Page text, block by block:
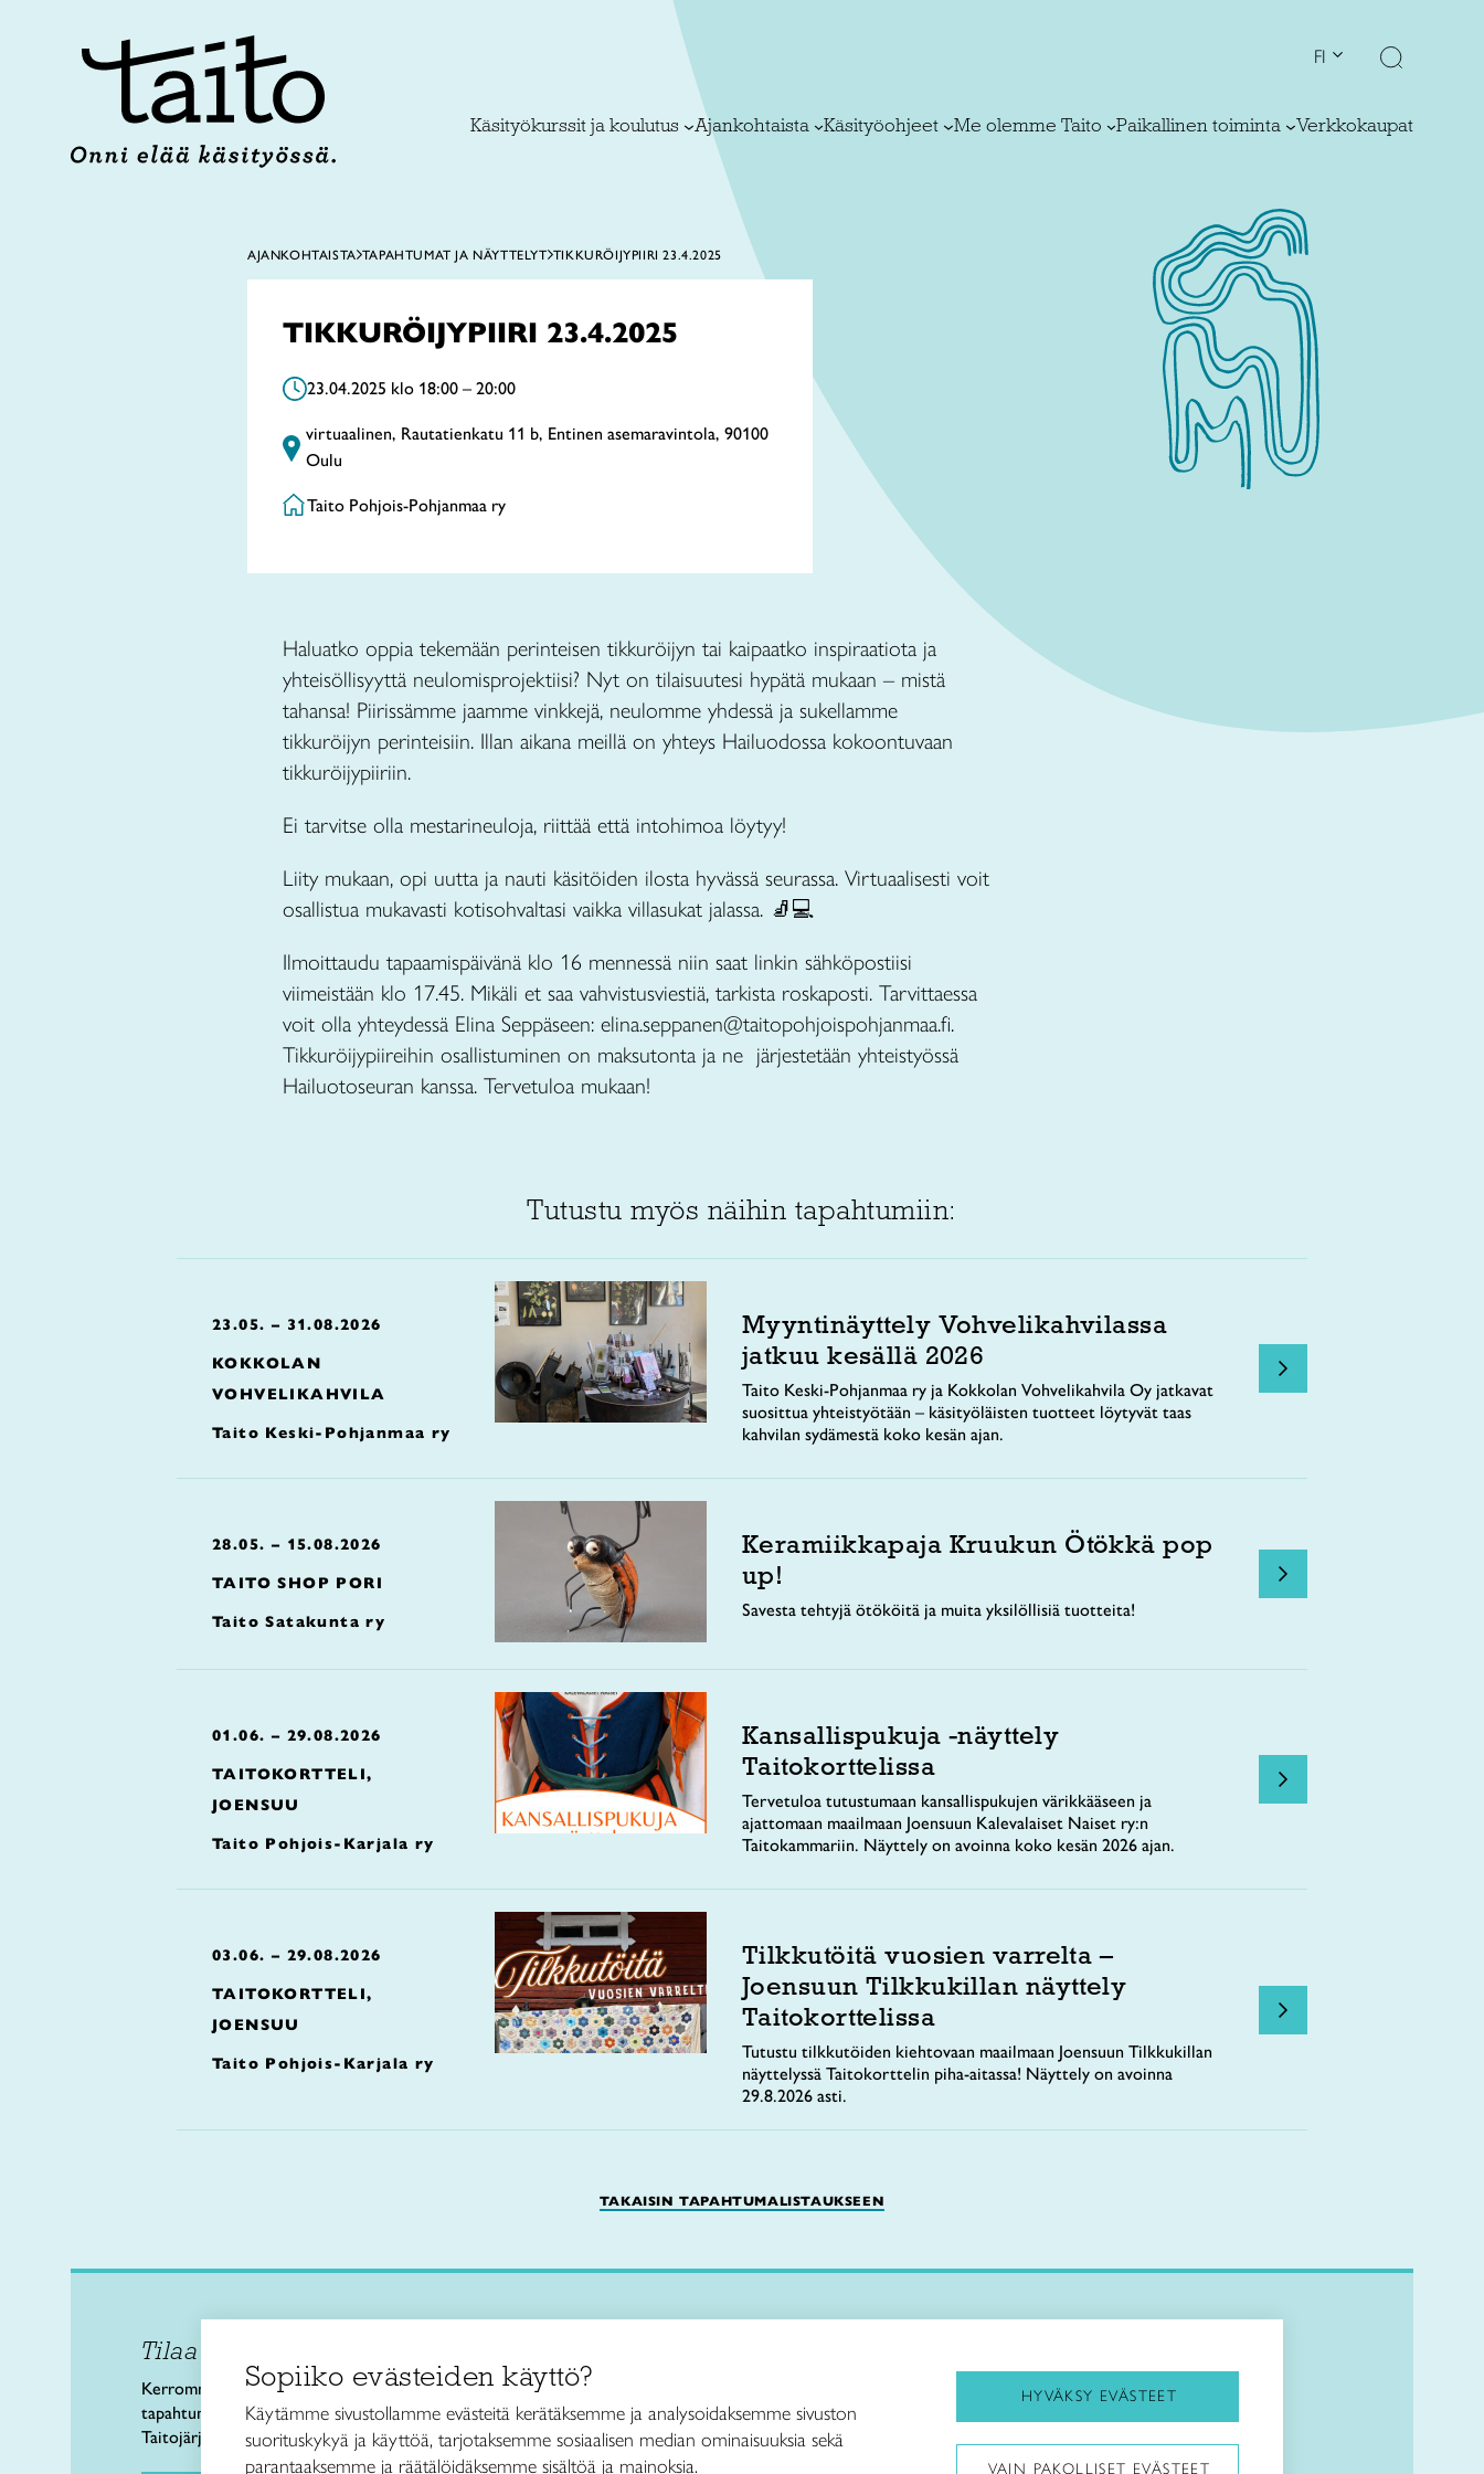
FI
Käsityökurssit ja koulutus Ajankohtaista Käsityöohjeet Me olemme Taito Paikallinen toiminta Verkkokaupat
AJANKOHTAISTA TAPAHTUMAT JA NÄYTTELYT TIKKURÖIJYPIIRI 23.4.2025
TIKKURÖIJYPIIRI 23.4.2025
23.04.2025 klo 18:00 – 20:00
virtuaalinen, Rautatienkatu 11 b, Entinen asemaravintola, 90100
Oulu
Taito Pohjois-Pohjanmaa ry
Haluatko oppia tekemään perinteisen tikkuröijyn tai kaipaatko inspiraatiota ja
yhteisöllisyyttä neulomisprojektiisi? Nyt on tilaisuutesi hypätä mukaan – mistä
tahansa! Piirissämme jaamme vinkkejä, neulomme yhdessä ja sukellamme
tikkuröijyn perinteisiin. Illan aikana meillä on yhteys Hailuodossa kokoontuvaan
tikkuröijypiiriin.
Ei tarvitse olla mestarineuloja, riittää että intohimoa löytyy!
Liity mukaan, opi uutta ja nauti käsitöiden ilosta hyvässä seurassa. Virtuaalisesti voit
osallistua mukavasti kotisohvaltasi vaikka villasukat jalassa. 🧦💻
Ilmoittaudu tapaamispäivänä klo 16 mennessä niin saat linkin sähköpostiisi
viimeistään klo 17.45. Mikäli et saa vahvistusviestiä, tarkista roskaposti. Tarvittaessa
voit olla yhteydessä Elina Seppäseen: elina.seppanen@taitopohjoispohjanmaa.fi.
Tikkuröijypiireihin osallistuminen on maksutonta ja ne järjestetään yhteistyössä
Hailuotoseuran kanssa. Tervetuloa mukaan!
Tutustu myös näihin tapahtumiin:
23.05. – 31.08.2026
KOKKOLAN
VOHVELIKAHVILA
Taito Keski-Pohjanmaa ry
Myyntinäyttely Vohvelikahvilassa
jatkuu kesällä 2026
Taito Keski-Pohjanmaa ry ja Kokkolan Vohvelikahvila Oy jatkavat
suosittua yhteistyötään – käsityöläisten tuotteet löytyvät taas
kahvilan sydämestä koko kesän ajan.
28.05. – 15.08.2026
TAITO SHOP PORI
Taito Satakunta ry
Keramiikkapaja Kruukun Ötökkä pop
up!
Savesta tehtyjä ötököitä ja muita yksilöllisiä tuotteita!
01.06. – 29.08.2026
TAITOKORTTELI,
JOENSUU
Taito Pohjois-Karjala ry
Kansallispukuja -näyttely
Taitokorttelissa
Tervetuloa tutustumaan kansallispukujen värikkääseen ja
ajattomaan maailmaan Joensuun Kalevalaiset Naiset ry:n
Taitokammariin. Näyttely on avoinna koko kesän 2026 ajan.
03.06. – 29.08.2026
TAITOKORTTELI,
JOENSUU
Taito Pohjois-Karjala ry
Tilkkutöitä vuosien varrelta –
Joensuun Tilkkukillan näyttely
Taitokorttelissa
Tutustu tilkkutöiden kiehtovaan maailmaan Joensuun Tilkkukillan
näyttelyssä Taitokorttelin piha-aitassa! Näyttely on avoinna
29.8.2026 asti.
TAKAISIN TAPAHTUMALISTAUKSEEN
Tilaa uutiskirje
Kerromme käsityön valtakunnallisista
tapahtumista ja uutisista sekä
Taitojärjestön toiminnasta.
Käsi- ja taideteollisuusliitto Taito ry
Kalevankatu 61
00180 Helsinki
puh. 040 7525 160
Käsityöohjeet
Me olemme Taito
Kirjaudu Taitocampukseen
Taitoliitto:
Sopiiko evästeiden käyttö?
Käytämme sivustollamme evästeitä kerätäksemme ja analysoidaksemme sivuston
suorituskykyä ja käyttöä, tarjotaksemme sosiaalisen median ominaisuuksia sekä
parantaaksemme ja räätälöidäksemme sisältöä ja mainoksia.
HYVÄKSY EVÄSTEET
VAIN PAKOLLISET EVÄSTEET